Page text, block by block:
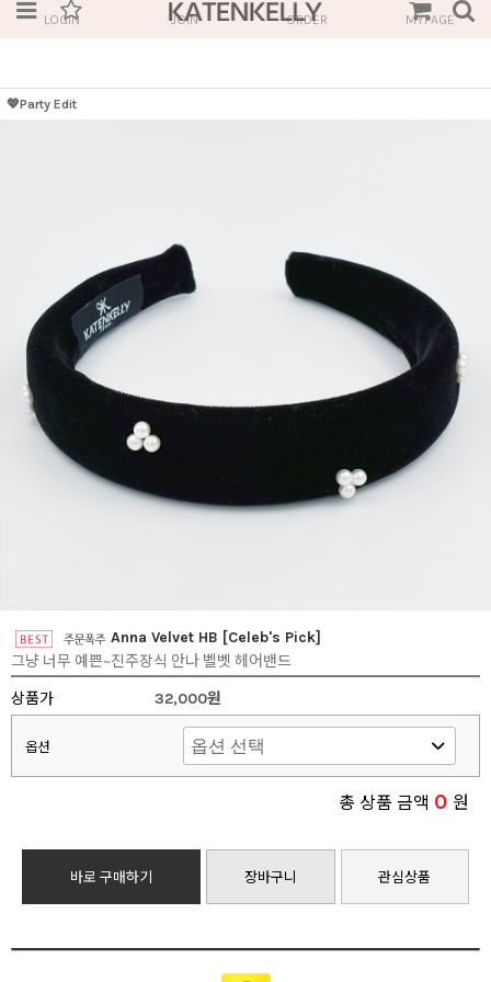
LOGIN JOIN ORDER MYPAGE
💖Party Edit
Anna Velvet HB [Celeb's Pick]
그냥 너무 예쁜~진주장식 안나 벨벳 헤어밴드
상품가
32,000원
옵션
총 상품 금액 0 원
바로 구매하기 장바구니 관심상품